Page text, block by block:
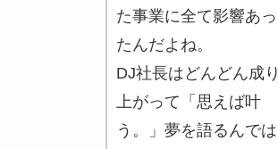
た事業に全て影響あっ
たんだよね。
DJ社長はどんどん成り
上がって「思えば叶
う。」夢を語るんでは